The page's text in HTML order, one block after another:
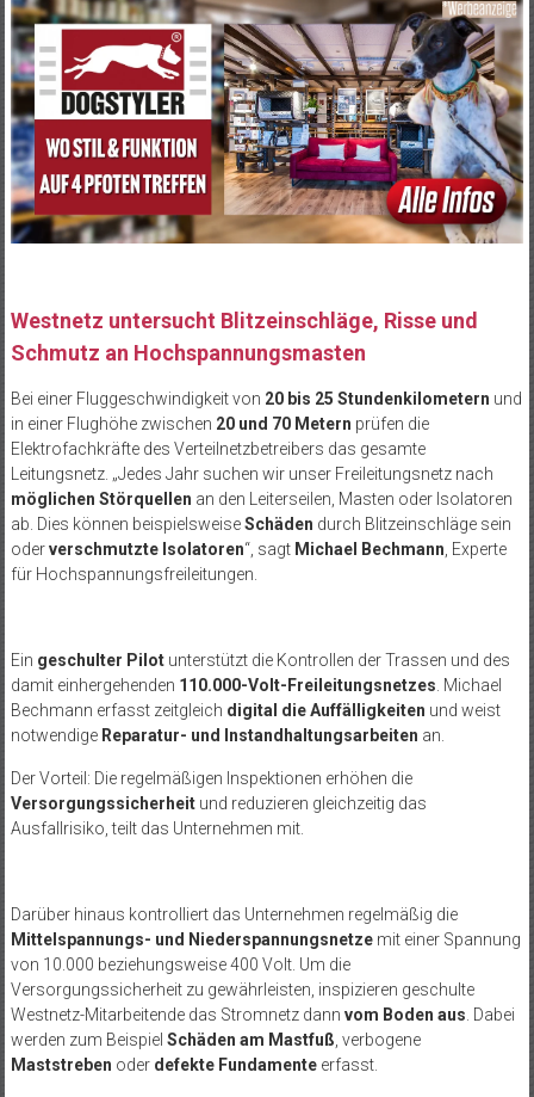
Westnetz untersucht Blitzeinschläge, Risse und
Schmutz an Hochspannungsmasten
Bei einer Fluggeschwindigkeit von 20 bis 25 Stundenkilometern und
in einer Flughöhe zwischen 20 und 70 Metern prüfen die
Elektrofachkräfte des Verteilnetzbetreibers das gesamte
Leitungsnetz. „Jedes Jahr suchen wir unser Freileitungsnetz nach
möglichen Störquellen an den Leiterseilen, Masten oder Isolatoren
ab. Dies können beispielsweiseSchäden durch Blitzeinschläge sein
oderverschmutzte Isolatoren“, sagt Michael Bechmann , Experte
für Hochspannungsfreileitungen.
Ein geschulter Pilotunterstützt die Kontrollen der Trassen und des
damit einhergehenden 110.000-Volt-Freileitungsnetzes . Michael
Bechmann erfasst zeitgleich digital die Auffälligkeiten und weist
notwendige Reparatur- und Instandhaltungsarbeiten an.
Der Vorteil: Die regelmäßigen Inspektionen erhöhen die
Versorgungssicherheitund reduzieren gleichzeitig das
Ausfallrisiko, teilt das Unternehmen mit.
Darüber hinaus kontrolliert das Unternehmen regelmäßig die
Mittelspannungs- und Niederspannungsnetzemit einer Spannung
von 10.000 beziehungsweise 400 Volt. Um die
Versorgungssicherheit zu gewährleisten, inspizieren geschulte
Westnetz-Mitarbeitende das Stromnetz dann vom Boden aus . Dabei
werden zum Beispiel Schäden am Mastfuß , verbogene
Maststreben oder defekte Fundamenteerfasst.